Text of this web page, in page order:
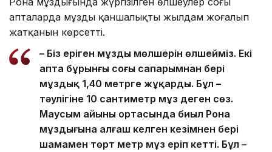
апталарда мұздың қаншалықты жылдам жоғалып
жатқанын көрсетті.
– Біз еріген мұздың мөлшерін өлшейміз. Екі
апта бұрынғы соңғы сапарымнан бері
мұздық 1,40 метрге жұқарды. Бұл –
тәулігіне 10 сантиметр мұз деген сөз.
Маусым айының ортасында биыл Рона
мұздығына алғаш келген кезімнен бері
шамамен төрт метр мұз еріп кетті. Бұл –